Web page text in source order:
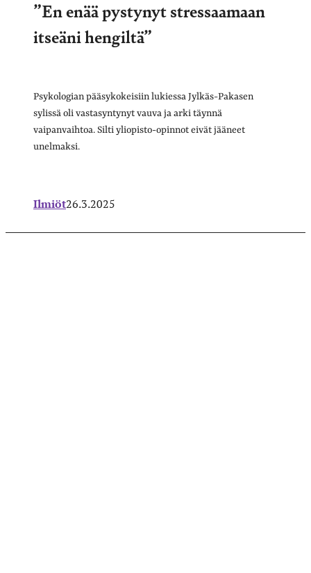
”En enää pystynyt stressaamaan
itseäni hengiltä”
Psykologian pääsykokeisiin lukiessa Jylkäs-Pakasen
sylissä oli vastasyntynyt vauva ja arki täynnä
vaipanvaihtoa. Silti yliopisto-opinnot eivät jääneet
unelmaksi.
Ilmiöt26.3.2025